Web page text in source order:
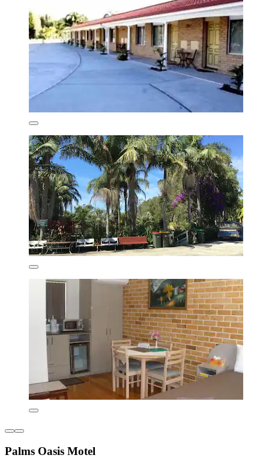
Palms Oasis Motel